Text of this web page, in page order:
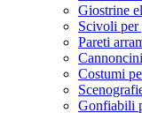
Giostrine
Scivoli per
Pareti
Costumi
Gonfiabili